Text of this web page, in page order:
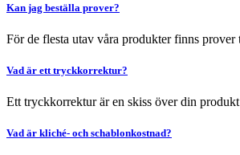
Kan jag beställa prover?
För de flesta utav våra produkter finns
Vad är ett tryckkorrektur?
Ett tryckkorrektur är en skiss över din
Vad är kliché- och schablonkostnad?